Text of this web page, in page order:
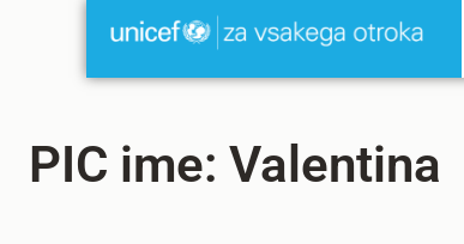
PIC ime: Valentina